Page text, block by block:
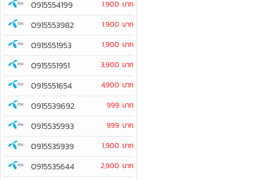
0915554199 1,900 บาท
0915553982 1,900 บาท
0915551953 1,900 บาท
0915551951 3,900 บาท
0915551654 4,900 บาท
0915539692 999 บาท
0915535993 999 บาท
0915535939 1,900 บาท
0915535644 2,900 บาท